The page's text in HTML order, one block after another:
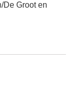
De Groot en